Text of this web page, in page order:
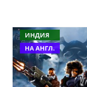
ИНДИЯ
НА АНГЛ.